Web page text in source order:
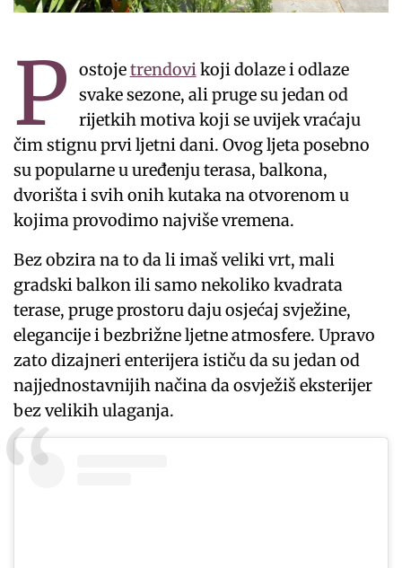
P ostojetrendovi koji dolaze i odlaze
svake sezone, ali pruge su jedan od
rijetkih motiva koji se uvijek vraćaju
čim stignu prvi ljetni dani. Ovog ljeta posebno
su popularne u uređenju terasa, balkona,
dvorišta i svih onih kutaka na otvorenom u
kojima provodimo najviše vremena.
Bez obzira na to da li imaš veliki vrt, mali
gradski balkon ili samo nekoliko kvadrata
terase, pruge prostoru daju osjećaj svježine,
elegancije i bezbrižne ljetne atmosfere. Upravo
zato dizajneri enterijera ističu da su jedan od
najjednostavnijih načina da osvježiš eksterijer
bez velikih ulaganja.